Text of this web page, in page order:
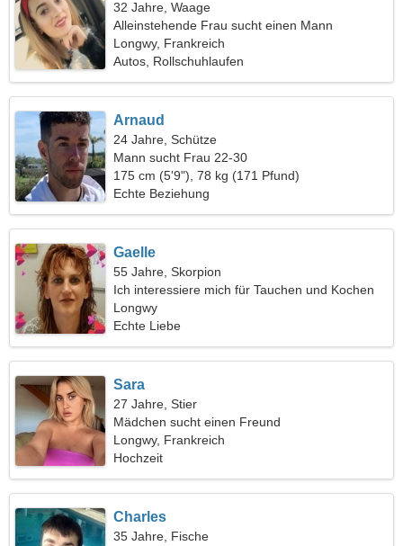
32 Jahre, Waage
Alleinstehende Frau sucht einen Mann
Longwy, Frankreich
Autos, Rollschuhlaufen
Arnaud
24 Jahre, Schütze
Mann sucht Frau 22-30
175 cm (5'9"), 78 kg (171 Pfund)
Echte Beziehung
Gaelle
55 Jahre, Skorpion
Ich interessiere mich für Tauchen und Kochen
Longwy
Echte Liebe
Sara
27 Jahre, Stier
Mädchen sucht einen Freund
Longwy, Frankreich
Hochzeit
Charles
35 Jahre, Fische